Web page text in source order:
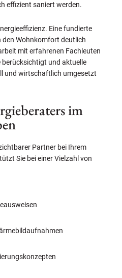
effizient saniert werden.
Eine fundierte
Wohnkomfort deutlich
mit erfahrenen Fachleuten
berücksichtigt und aktuelle
und wirtschaftlich umgesetzt
im
Partner bei Ihrem
Sie bei einer Vielzahl von